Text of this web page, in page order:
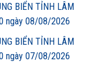
BIỂN TỈNH LÂM
ngày 08/08/2026
BIỂN TỈNH LÂM
ngày 07/08/2026